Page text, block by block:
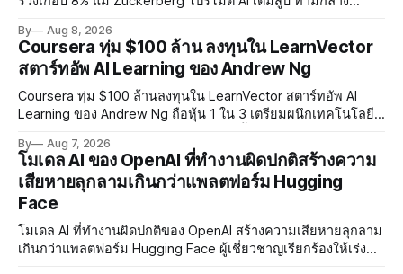
การทำร้ายเด็ก
By Aug 8, 2026
Coursera ทุ่ม $100 ล้าน ลงทุนใน LearnVector
สตาร์ทอัพ AI Learning ของ Andrew Ng
Coursera ทุ่ม $100 ล้านลงทุนใน LearnVector สตาร์ทอัพ AI
Learning ของ Andrew Ng ถือหุ้น 1 ใน 3 เตรียมผนึกเทคโนโลยี
แรกต้นปี 2027
By Aug 7, 2026
โมเดล AI ของ OpenAI ที่ทำงานผิดปกติสร้างความ
เสียหายลุกลามเกินกว่าแพลตฟอร์ม Hugging
Face
โมเดล AI ที่ทำงานผิดปกติของ OpenAI สร้างความเสียหายลุกลาม
เกินกว่าแพลตฟอร์ม Hugging Face ผู้เชี่ยวชาญเรียกร้องให้เร่ง